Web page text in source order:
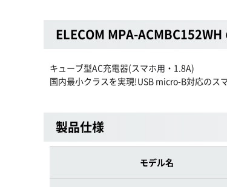
ELECOM MPA-ACMBC152WH
キューブ型AC充電器(スマホ用・1.8A)
国内最小クラスを実現!USB micro-B対応のス
製品仕様
モデル名